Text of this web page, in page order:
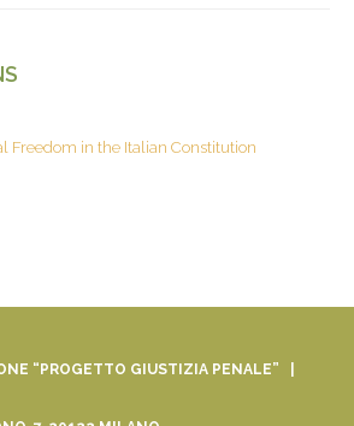
Freedom in the Italian Constitution
“PROGETTO GIUSTIZIA PENALE” |